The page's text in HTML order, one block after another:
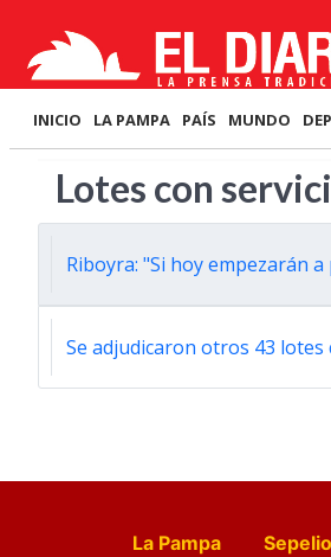
INICIO LA PAMPA PAÍS MUNDO
Lotes con
Riboyra: "Si hoy empezarán
Se adjudicaron otros 43 lotes
La Pampa